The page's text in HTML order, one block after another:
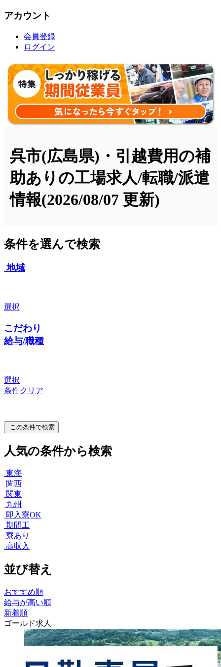
アカウント
会員登録
ログイン
呉市(広島県)・引越費用の補
助ありの工場求人/転職/派遣
情報(2026/08/07 更新)
条件を選んで検索
地域
選択
こだわり
給与/職種
選択
条件クリア
この条件で検索
人気の条件から検索
東海
関西
関東
九州
即入寮OK
期間工
寮あり
高収入
並び替え
おすすめ順
給与が高い順
新着順
ゴールド求人